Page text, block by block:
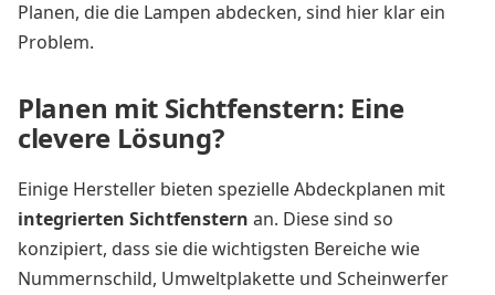
Planen, die die Lampen abdecken, sind hier klar ein
Problem.
Planen mit Sichtfenstern: Eine
clevere Lösung?
Einige Hersteller bieten spezielle Abdeckplanen mit
integrierten Sichtfenstern an. Diese sind so
konzipiert, dass sie die wichtigsten Bereiche wie
Nummernschild, Umweltplakette und Scheinwerfer